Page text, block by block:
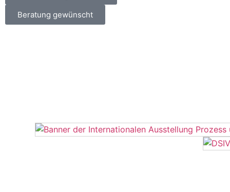
Beratung gewünscht